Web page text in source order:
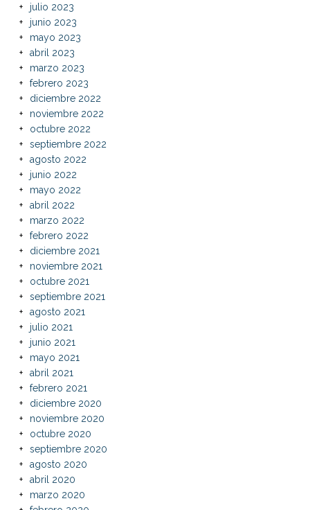
julio 2023
junio 2023
mayo 2023
abril 2023
marzo 2023
febrero 2023
diciembre 2022
noviembre 2022
octubre 2022
septiembre 2022
agosto 2022
junio 2022
mayo 2022
abril 2022
marzo 2022
febrero 2022
diciembre 2021
noviembre 2021
octubre 2021
septiembre 2021
agosto 2021
julio 2021
junio 2021
mayo 2021
abril 2021
febrero 2021
diciembre 2020
noviembre 2020
octubre 2020
septiembre 2020
agosto 2020
abril 2020
marzo 2020